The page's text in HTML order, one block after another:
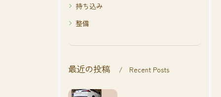
持ち込み
整備
最近の投稿 Recent Posts